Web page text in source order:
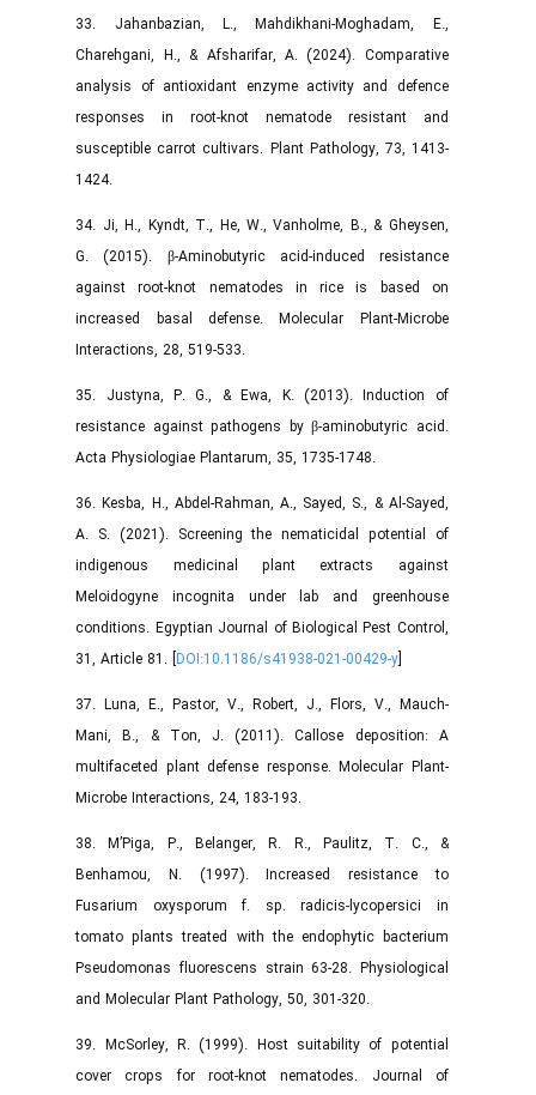
33. Jahanbazian, L., Mahdikhani-Moghadam, E.,
Charehgani, H., & Afsharifar, A. (2024). Comparative
analysis of antioxidant enzyme activity and defence
responses in root-knot nematode resistant and
susceptible carrot cultivars. Plant Pathology, 73, 1413-
1424.
34. Ji, H., Kyndt, T., He, W., Vanholme, B., & Gheysen,
G. (2015). β-Aminobutyric acid-induced resistance
against root-knot nematodes in rice is based on
increased basal defense. Molecular Plant-Microbe
Interactions, 28, 519-533.
35. Justyna, P. G., & Ewa, K. (2013). Induction of
resistance against pathogens by β-aminobutyric acid.
Acta Physiologiae Plantarum, 35, 1735-1748.
36. Kesba, H., Abdel-Rahman, A., Sayed, S., & Al-Sayed,
A. S. (2021). Screening the nematicidal potential of
indigenous medicinal plant extracts against
Meloidogyne incognita under lab and greenhouse
conditions. Egyptian Journal of Biological Pest Control,
31, Article 81. [DOI:10.1186/s41938-021-00429-y
37. Luna, E., Pastor, V., Robert, J., Flors, V., Mauch-
Mani, B., & Ton, J. (2011). Callose deposition: A
multifaceted plant defense response. Molecular Plant-
Microbe Interactions, 24, 183-193.
38. M’Piga, P., Belanger, R. R., Paulitz, T. C., &
Benhamou, N. (1997). Increased resistance to
Fusarium oxysporum f. sp. radicis-lycopersici in
tomato plants treated with the endophytic bacterium
Pseudomonas fluorescens strain 63-28. Physiological
and Molecular Plant Pathology, 50, 301-320.
39. McSorley, R. (1999). Host suitability of potential
cover crops for root-knot nematodes. Journal of